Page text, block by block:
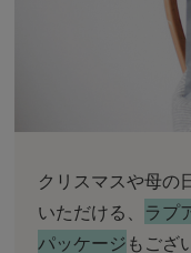
クリスマスや母の
いただける、 ラプ
パッケージもござ